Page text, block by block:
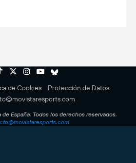
de Cookies
Protección de Datos
España. Todos los derechos reservados.